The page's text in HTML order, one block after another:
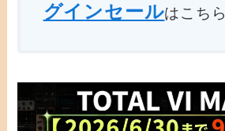
グインセールはこちら